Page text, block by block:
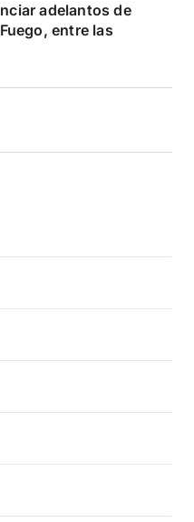
adelantos de
entre las